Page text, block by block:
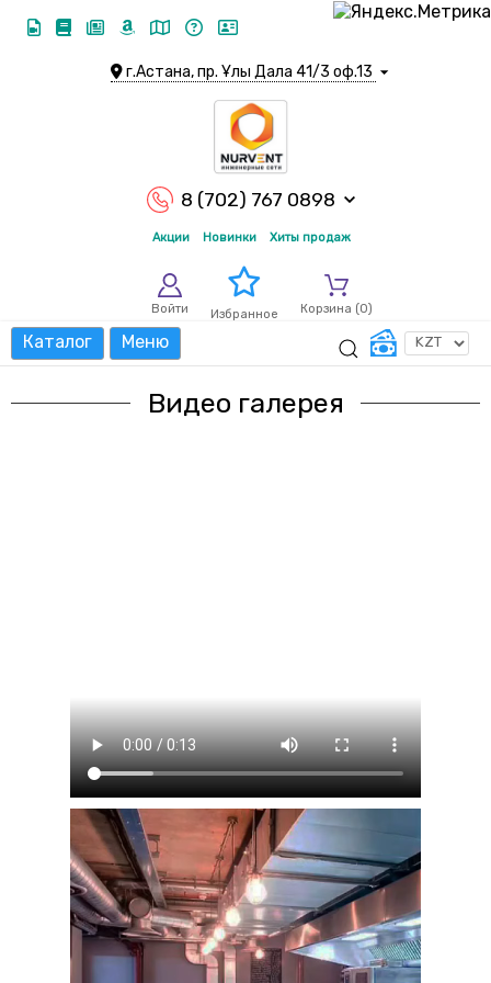
г.Астана, пр. Ұлы Дала 41/3 оф.13
8 (702) 767 0898
Акции Новинки Хиты продаж
Войти Избранное Корзина (0)
Каталог Меню
Видео галерея